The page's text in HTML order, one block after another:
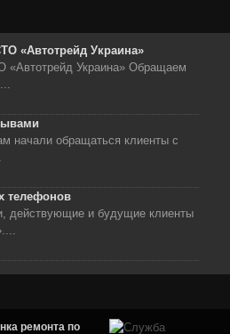
«Автотрейд Украина»
«Автотрейд Украина» Обращаем
начали обращаться клиенты с
телефонов
действующие и будущие клиенты
ремонта по